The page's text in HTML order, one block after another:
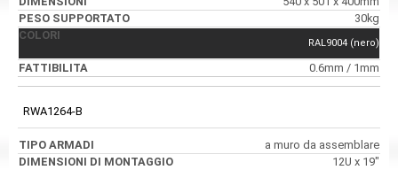
30kg
RAL9004 (nero)
0.6mm / 1mm
RWA1264-B
a muro da assemblare
12U x 19"